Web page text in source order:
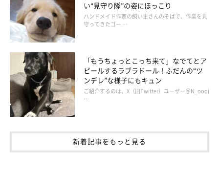
い“見守り隊”の姿にほっこり
ハンドメイド作家の飼い主さんのそばで、作業を見
守ってきたゴー …
「もうちょっとこっち来て」なでてとア
ピールするラブラドール！ふだんの“ツ
ンデレ”な様子にもキュン
ご紹介するのは、X（旧Twitter）ユーザー＠N_oooi
…
新着記事をもっと見る